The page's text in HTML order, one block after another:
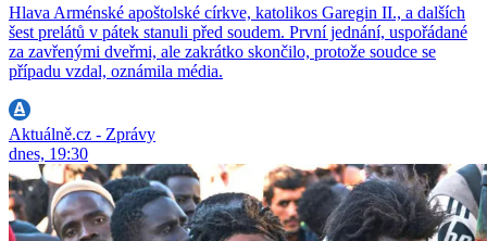
Hlava Arménské apoštolské církve, katolikos Garegin II., a dalších
šest prelátů v pátek stanuli před soudem. První jednání, uspořádané
za zavřenými dveřmi, ale zakrátko skončilo, protože soudce se
případu vzdal, oznámila média.
Aktuálně.cz - Zprávy
dnes, 19:30